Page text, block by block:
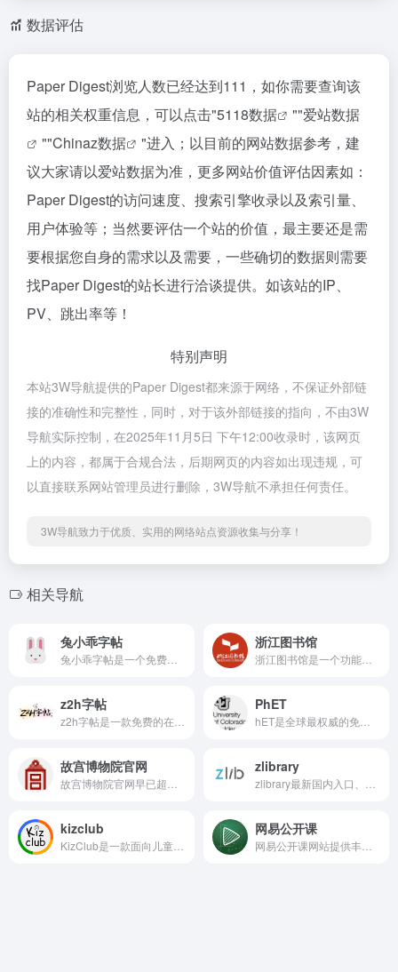
数据评估
Paper Digest浏览人数已经达到111，如你需要查询该
站的相关权重信息，可以点击"5118数据 ""爱站数据
""Chinaz数据
"进入；以目前的网站数据参考，建
议大家请以爱站数据为准，更多网站价值评估因素如：
Paper Digest的访问速度、搜索引擎收录以及索引量、
用户体验等；当然要评估一个站的价值，最主要还是需
要根据您自身的需求以及需要，一些确切的数据则需要
找Paper Digest的站长进行洽谈提供。如该站的IP、
PV、跳出率等！
特别声明
本站3W导航提供的Paper Digest都来源于网络，不保证外部链
接的准确性和完整性，同时，对于该外部链接的指向，不由3W
导航实际控制，在2025年11月5日 下午12:00收录时，该网页
上的内容，都属于合规合法，后期网页的内容如出现违规，可
以直接联系网站管理员进行删除，3W导航不承担任何责任。
3W导航致力于优质、实用的网络站点资源收集与分享！
相关导航
兔小乖字帖 浙江图书馆
z2h字帖 PhET
故宫博物院官网 zlibrary
kizclub 网易公开课